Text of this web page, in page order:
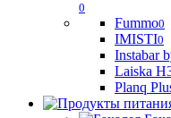
0
Fummo0
IMISTI0
Instabar
Laiska
Planq